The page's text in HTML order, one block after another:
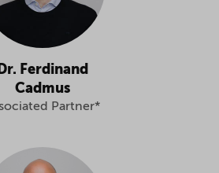
Dr. Ferdinand
Cadmus
Partner*